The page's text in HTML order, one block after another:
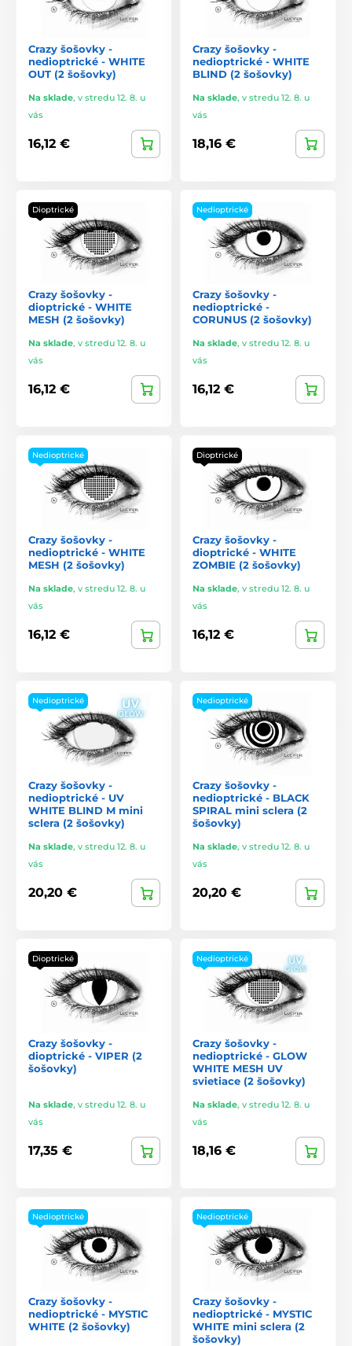
Crazy šošovky -
nedioptrické - WHITE
OUT (2 šošovky)
Na sklade, v stredu 12. 8. u
vás
16,12 €
Crazy šošovky -
nedioptrické - WHITE
BLIND (2 šošovky)
Na sklade, v stredu 12. 8. u
vás
18,16 €
Dioptrické
Crazy šošovky -
dioptrické - WHITE
MESH (2 šošovky)
Na sklade, v stredu 12. 8. u
vás
16,12 €
Nedioptrické
Crazy šošovky -
nedioptrické -
CORUNUS (2 šošovky)
Na sklade, v stredu 12. 8. u
vás
16,12 €
Nedioptrické
Crazy šošovky -
nedioptrické - WHITE
MESH (2 šošovky)
Na sklade, v stredu 12. 8. u
vás
16,12 €
Dioptrické
Crazy šošovky -
dioptrické - WHITE
ZOMBIE (2 šošovky)
Na sklade, v stredu 12. 8. u
vás
16,12 €
Nedioptrické
Crazy šošovky -
nedioptrické - UV
WHITE BLIND M mini
sclera (2 šošovky)
Na sklade, v stredu 12. 8. u
vás
20,20 €
Nedioptrické
Crazy šošovky -
nedioptrické - BLACK
SPIRAL mini sclera (2
šošovky)
Na sklade, v stredu 12. 8. u
vás
20,20 €
Dioptrické
Crazy šošovky -
dioptrické - VIPER (2
šošovky)
Na sklade, v stredu 12. 8. u
vás
17,35 €
Nedioptrické
Crazy šošovky -
nedioptrické - GLOW
WHITE MESH UV
svietiace (2 šošovky)
Na sklade, v stredu 12. 8. u
vás
18,16 €
Nedioptrické
Crazy šošovky -
nedioptrické - MYSTIC
WHITE (2 šošovky)
Nedioptrické
Crazy šošovky -
nedioptrické - MYSTIC
WHITE mini sclera (2
šošovky)